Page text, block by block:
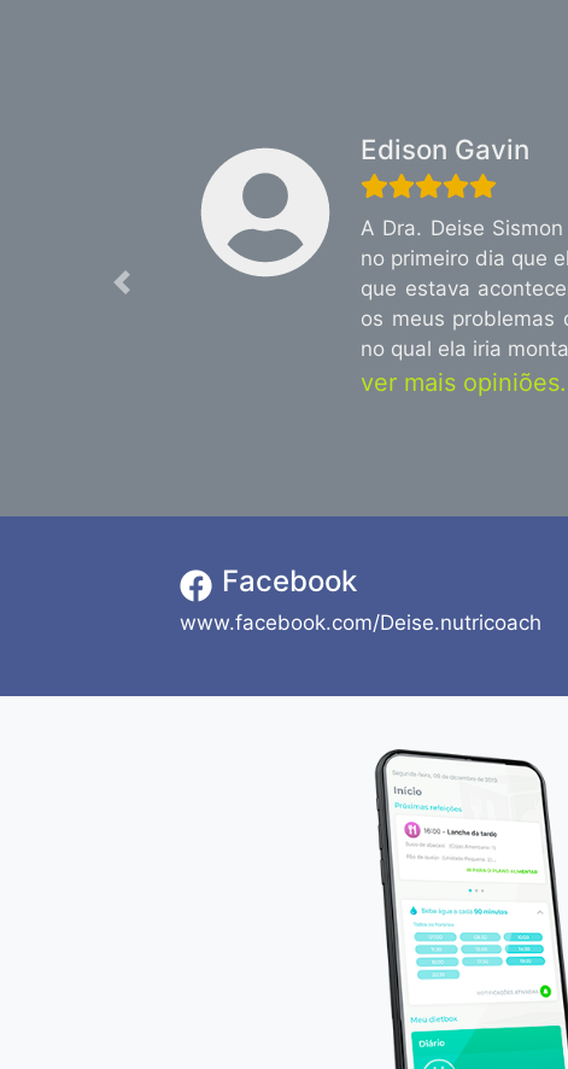
Edison Gavin
A Dra. Deise
no primeiro dia que
que estava
os meus problemas
no qual ela iria
ver mais
Previous
Facebook
www.facebook.com/Deise.nutricoach